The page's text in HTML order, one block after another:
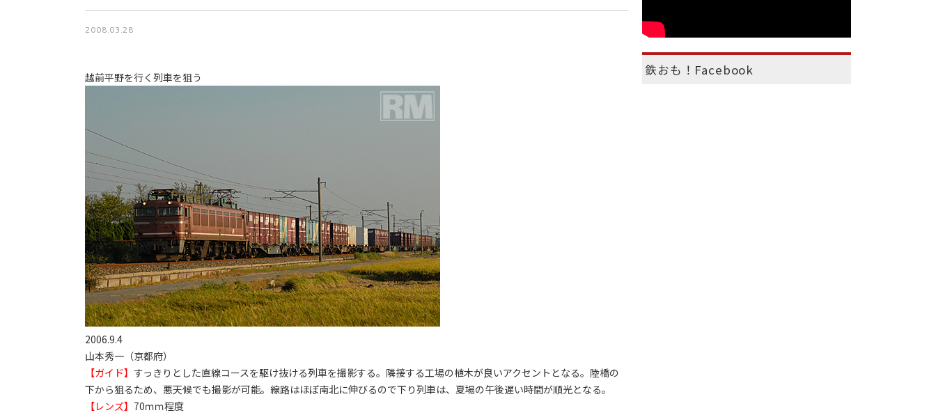
2008.03.28
越前平野を行く列車を狙う
2006.9.4
山本秀一（京都府）
【ガイド】 すっきりとした直線コースを駆け抜ける列車を撮影する。隣接する工場の植木が良いアクセントとなる。陸橋の
下から狙るため、悪天候でも撮影が可能。線路はほぼ南北に伸びるので下り列車は、夏場の午後遅い時間が順光となる。
【レンズ】 70ｍｍ程度
鉄おも！Facebook